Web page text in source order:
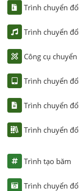
Trình chuyển
Trình chuyển
Công cụ chuyển
Trình chuyển
Trình chuyển
Trình chuyển
Trình tạo băm
Trình chuyển